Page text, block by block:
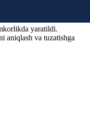
yaratildi.
aniqlash va tuzatishga